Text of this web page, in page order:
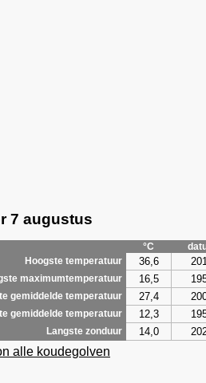
7 augustus
°C
Hoogste temperatuur
36,6
maximumtemperatuur 16,5
gemiddelde temperatuur 27,4
gemiddelde temperatuur 12,3
Langste zonduur 14,0
alle koudegolven